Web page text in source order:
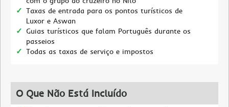
Taxas de entrada para os pontos turísticos de
Luxor e Aswan
Guias turísticos que falam Português durante os
passeios
Todas as taxas de serviço e impostos
O Que Não Está Incluído